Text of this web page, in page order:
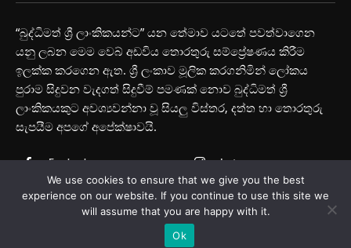
“බුද්ධිමත් ශ්‍රී ලාංකිකයන්ට” යන තේමාව යටතේ පවත්වාගෙන
යනු ලබන මෙම වෙබ් අඩවිය තොරතුරු සම්ප්‍රේෂණය කිරීම
ඉලක්ක කරගෙන ඇත. ශ්‍රී ලංකාව මූලික කරගනිමින් ලෝකය
පුරාම සිදුවන වැදගත් සිදුවීම් පමණක් නොව බුද්ධිමත් ශ්‍රී
ලාංකිකයකුට අවශ්‍යවන්නා වූ සියලු විස්තර, දත්ත හා තොරතුරු
සැපයීම අපගේ අපේක්ෂාවයි.
Facebook Instagram
We use cookies to ensure that we give you the best
experience on our website. If you continue to use this site we
will assume that you are happy with it.
Ok